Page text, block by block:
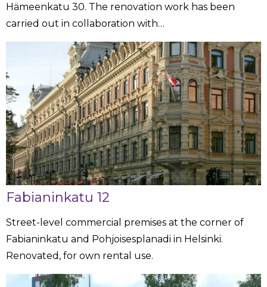
Hämeenkatu 30. The renovation work has been
carried out in collaboration with…
Fabianinkatu 12
Street-level commercial premises at the corner of
Fabianinkatu and Pohjoisesplanadi in Helsinki.
Renovated, for own rental use.